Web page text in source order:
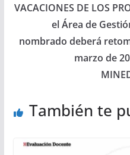
VACACIONES DE LOS
el Área de
nombrado deberá
marzo de
También te